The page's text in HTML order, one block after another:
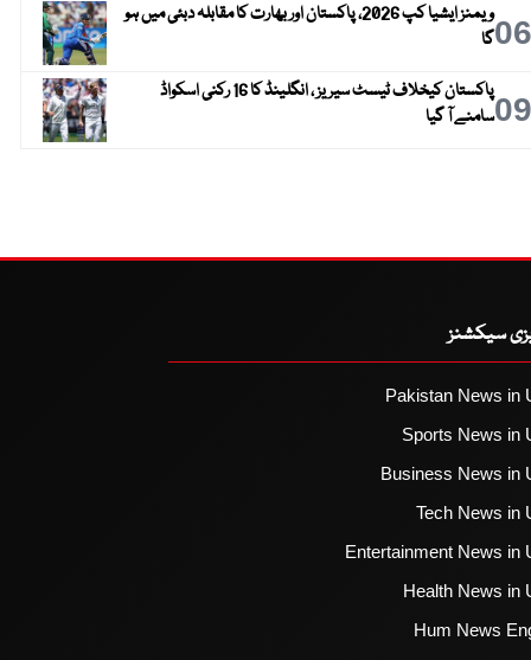
06
ویمنز ایشیا کپ 2026، پاکستان اور بھارت کا مقابلہ دبئی میں ہو
گا
09
پاکستان کیخلاف ٹیسٹ سیریز ، انگلینڈ کا 16 رکنی اسکواڈ
سامنے آ گیا
سیکشنز
Pakistan News in
Sports News in
Business News in
Tech News in
Entertainment News in
Health News in
Hum News